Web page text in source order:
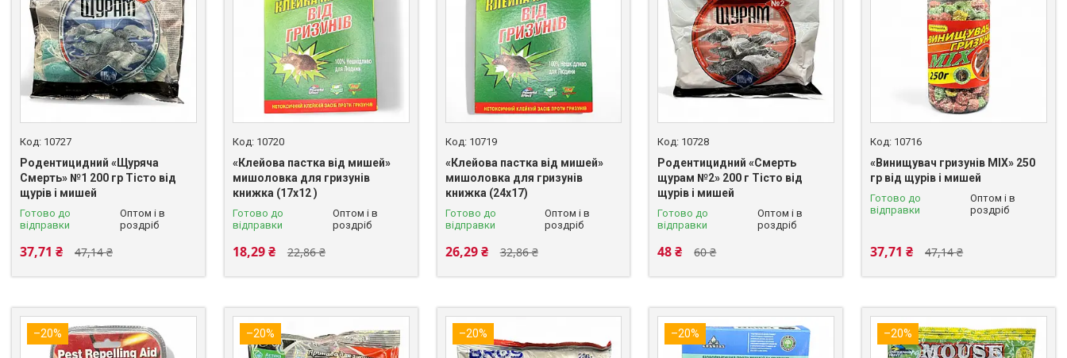
10727
Родентицидний «Щуряча
Смерть» №1 200 гр Тісто від
щурів і мишей
Готово до
відправки
Оптом і в
роздріб
47,14 ₴
37,71 ₴
10720
«Клейова пастка від мишей»
мишоловка для гризунів
книжка (17х12 )
Готово до
відправки
Оптом і в
роздріб
22,86 ₴
18,29 ₴
10719
«Клейова пастка від мишей»
мишоловка для гризунів
книжка (24х17)
Готово до
відправки
Оптом і в
роздріб
32,86 ₴
26,29 ₴
10728
Родентицидний «Смерть
щурам №2» 200 г Тісто від
щурів і мишей
Готово до
відправки
Оптом і в
роздріб
60 ₴
48 ₴
10716
«Винищувач гризунів MIX» 250
гр від щурів і мишей
Готово до
відправки
Оптом і в
роздріб
47,14 ₴
37,71 ₴
–20% –20% –20% –20% –20%